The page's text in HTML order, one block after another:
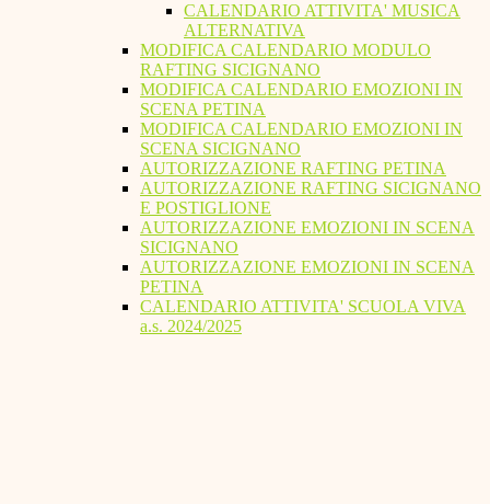
CALENDARIO ATTIVITA' MUSICA
ALTERNATIVA
MODIFICA CALENDARIO MODULO
RAFTING SICIGNANO
MODIFICA CALENDARIO EMOZIONI IN
SCENA PETINA
MODIFICA CALENDARIO EMOZIONI IN
SCENA SICIGNANO
AUTORIZZAZIONE RAFTING PETINA
AUTORIZZAZIONE RAFTING SICIGNANO
E POSTIGLIONE
AUTORIZZAZIONE EMOZIONI IN SCENA
SICIGNANO
AUTORIZZAZIONE EMOZIONI IN SCENA
PETINA
CALENDARIO ATTIVITA' SCUOLA VIVA
a.s. 2024/2025